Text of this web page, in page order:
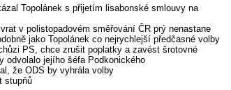
Topolánek s přijetím lisabonské smlouvy na
v polistopadovém směřování ČR prý nenastane
jako Topolánek co nejrychlejší předčasné volby
PS, chce zrušit poplatky a zavést šrotovné
odvolalo jejího šéfa Podkonického
že ODS by vyhrála volby
stupňů